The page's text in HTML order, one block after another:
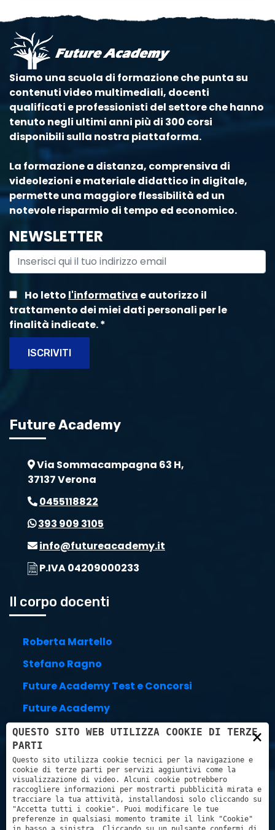
Siamo una scuola di formazione che punta su
contenuti video multimediali, docenti
qualificati e professionisti del settore che hanno
tenuto negli ultimi anni più di 300 corsi
disponibili sulla nostra piattaforma.
La formazione a distanza, comprensiva di
videolezioni e materiale didattico in digitale,
permette una maggiore flessibilità ed un
notevole risparmio di tempo ed economico.
NEWSLETTER
Ho letto l'informativa e autorizzo il
trattamento dei miei dati personali per le
finalità indicate.*
ISCRIVITI
Future Academy
Via Sommacampagna 63 H,
37137 Verona
0455118822
393 909 3105
info@futureacademy.it
P.IVA 04209000233
Il corpo docenti
Roberta Martello
Stefano Ragno
Future Academy Test e Concorsi
Future Academy
Stefano Trillini
Link utili
Carrello
×
QUESTO SITO WEB UTILIZZA COOKIE DI TERZE
PARTI
Questo sito utilizza cookie tecnici per la navigazione e
cookie di terze parti per servizi aggiuntivi come la
visualizzazione di video. Alcuni cookie potrebbero
raccogliere informazioni per mostrarti pubblicità mirata e
tracciare la tua attività, installandosi solo cliccando su
"Accetta tutti i cookie". Puoi modificare le tue
preferenze in qualsiasi momento tramite il link "Cookie"